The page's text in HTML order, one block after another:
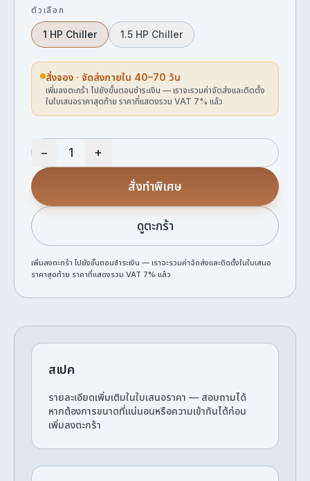
ตัวเลือก
1 HP Chiller 1.5 HP Chiller
สั่งจอง · จัดส่งภายใน 40–70 วัน
เพิ่มลงตะกร้า ไปยังขั้นตอนชำระเงิน — เราจะรวมค่าจัดส่งและติดตั้ง
ในใบเสนอราคาสุดท้าย ราคาที่แสดงรวม VAT 7% แล้ว
− +
สั่งทำพิเศษ
ดูตะกร้า
เพิ่มลงตะกร้า ไปยังขั้นตอนชำระเงิน — เราจะรวมค่าจัดส่งและติดตั้งในใบเสนอ
ราคาสุดท้าย ราคาที่แสดงรวม VAT 7% แล้ว
สเปค
รายละเอียดเพิ่มเติมในใบเสนอราคา — สอบถามได้
หากต้องการขนาดที่แน่นอนหรือความเข้ากันได้ก่อน
เพิ่มลงตะกร้า